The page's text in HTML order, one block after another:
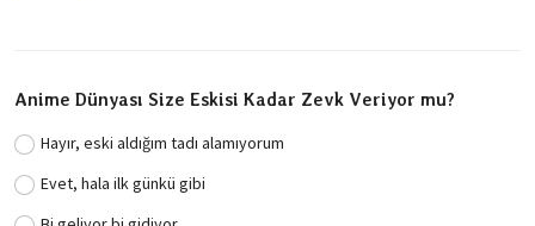
Anime Dünyası Size Eskisi Kadar Zevk Veriyor mu?
Hayır, eski aldığım tadı alamıyorum
Evet, hala ilk günkü gibi